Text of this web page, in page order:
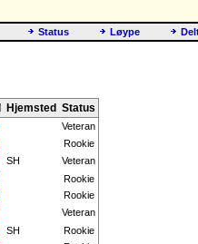
Status
Løype
Hjemsted Status
Veteran
Rookie
SH
Veteran
Rookie
Rookie
Veteran
SH
Rookie